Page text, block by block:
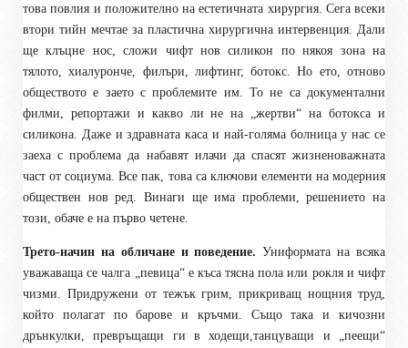
това повлия и положително на естетичната хирургия. Сега всеки
втори тийн мечтае за пластична хирургична интервенция. Дали
ще клъцне нос, сложи чифт нов силикон по някоя зона на
тялото, хиалуронче, филъри, лифтинг, ботокс. Но ето, отново
обществото е заето с проблемите им. То не са документални
филми, репортажи и какво ли не на „жертви“ на ботокса и
силикона. Даже и здравната каса и най-голяма болница у нас се
заеха с проблема да набавят илачи да спасят жизненоважната
част от социума. Все пак, това са ключови елементи на модерния
обществен нов ред. Винаги ще има проблеми, решението на
този, обаче е на първо четене.
Трето-начин на обличане и поведение. Униформата на всяка
уважаваща се чалга „певица“ е къса тясна пола или рокля и чифт
чизми. Придружени от тежък грим, прикриващ нощния труд,
който полагат по барове и кръчми. Също така и кичозни
дрънкулки, превръщащи ги в ходещи,танцуващи и „пеещи“